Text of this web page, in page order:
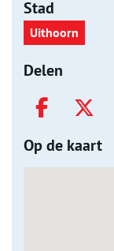
Stad
Uithoorn
Delen
Op de kaart